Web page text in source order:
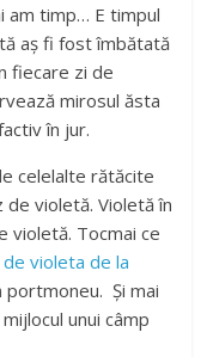
am timp… E timpul
aș fi fost îmbătată
fiecare zi de
mirosul ăsta
în jur.
celelalte rătăcite
de violetă. Violetă în
violetă. Tocmai ce
violeta de la
portmoneu. Și mai
unui câmp